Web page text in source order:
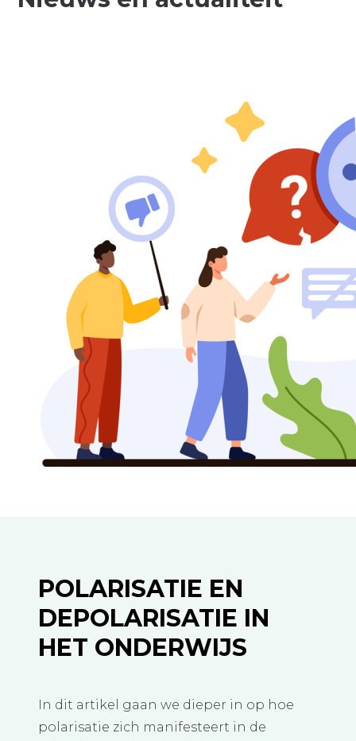
POLARISATIE EN
DEPOLARISATIE IN
HET ONDERWIJS
In dit artikel gaan we dieper in op hoe
polarisatie zich manifesteert in de